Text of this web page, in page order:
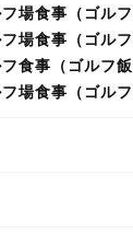
場食事（ゴルフ
場食事（ゴル
食事（ゴルフ飯
場食事（ゴルフ